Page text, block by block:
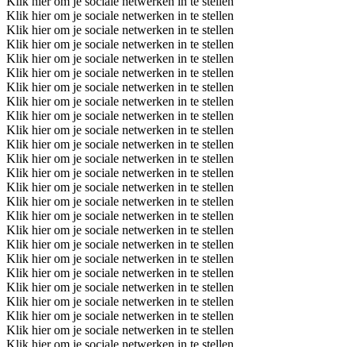
Klik hier om je sociale netwerken in te stellen
Klik hier om je sociale netwerken in te stellen
Klik hier om je sociale netwerken in te stellen
Klik hier om je sociale netwerken in te stellen
Klik hier om je sociale netwerken in te stellen
Klik hier om je sociale netwerken in te stellen
Klik hier om je sociale netwerken in te stellen
Klik hier om je sociale netwerken in te stellen
Klik hier om je sociale netwerken in te stellen
Klik hier om je sociale netwerken in te stellen
Klik hier om je sociale netwerken in te stellen
Klik hier om je sociale netwerken in te stellen
Klik hier om je sociale netwerken in te stellen
Klik hier om je sociale netwerken in te stellen
Klik hier om je sociale netwerken in te stellen
Klik hier om je sociale netwerken in te stellen
Klik hier om je sociale netwerken in te stellen
Klik hier om je sociale netwerken in te stellen
Klik hier om je sociale netwerken in te stellen
Klik hier om je sociale netwerken in te stellen
Klik hier om je sociale netwerken in te stellen
Klik hier om je sociale netwerken in te stellen
Klik hier om je sociale netwerken in te stellen